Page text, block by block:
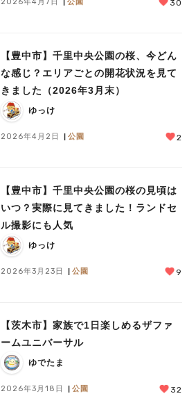
30
【豊中市】千里中央公園の桜、今どん
な感じ？エリアごとの開花状況を見て
きました（2026年3月末）
ゆっけ
2026年4月2日 公園 2
【豊中市】千里中央公園の桜の見頃は
いつ？実際に見てきました！ランドセ
ル撮影にも人気
ゆっけ
2026年3月23日 公園 9
【茨木市】家族で1日楽しめるザファ
ームユニバーサル
ゆでたま
2026年3月18日 公園 32